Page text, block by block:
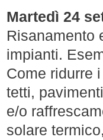
Martedì 24
Risanamento
impianti.
Come ridurre
tetti,
e/o
solare